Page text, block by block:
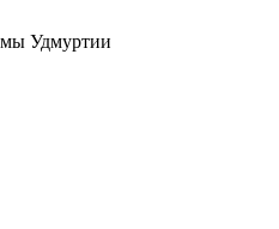
Удмуртии